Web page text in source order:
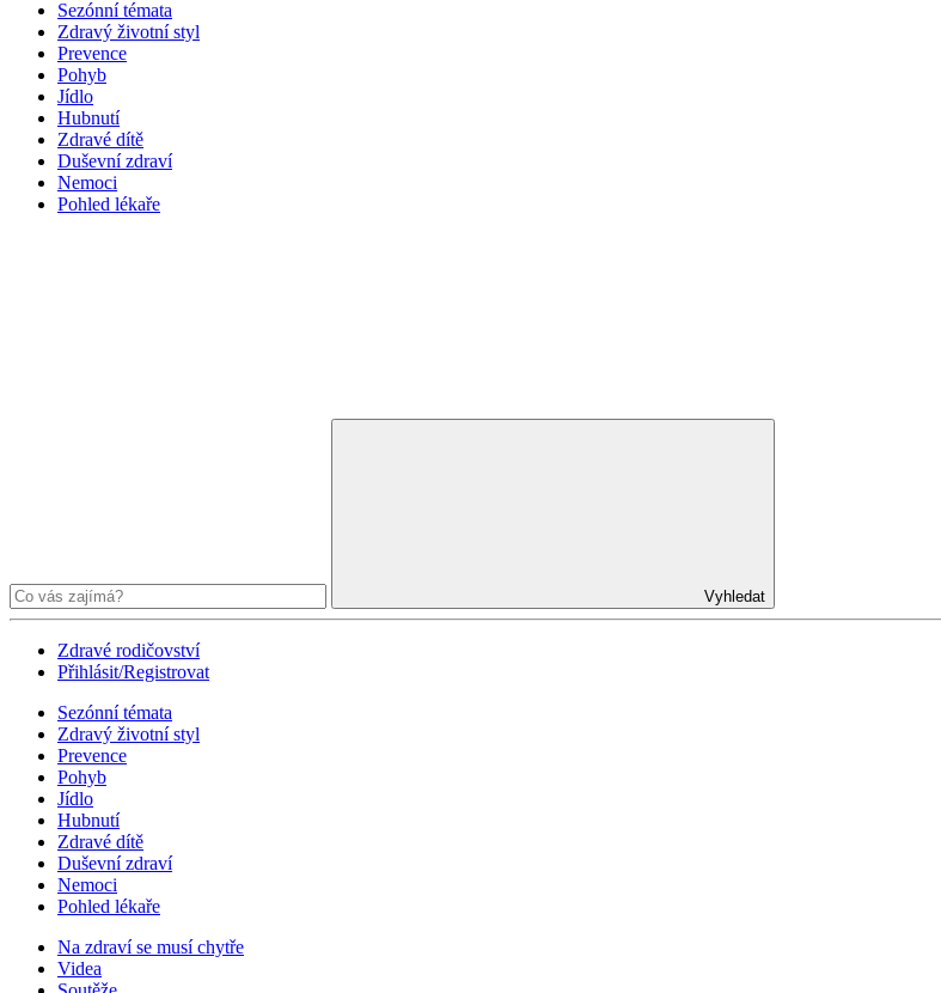
Sezónní témata
Zdravý životní styl
Prevence
Pohyb
Jídlo
Hubnutí
Zdravé dítě
Duševní zdraví
Nemoci
Pohled lékaře
Vyhledat
Zdravé rodičovství
Přihlásit/Registrovat
Sezónní témata
Zdravý životní styl
Prevence
Pohyb
Jídlo
Hubnutí
Zdravé dítě
Duševní zdraví
Nemoci
Pohled lékaře
Na zdraví se musí chytře
Videa